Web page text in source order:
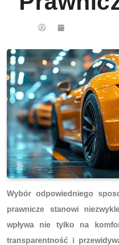
Wybór odpowiedniego
prawnicze stanowi
wpływa nie tylko na
transparentność i